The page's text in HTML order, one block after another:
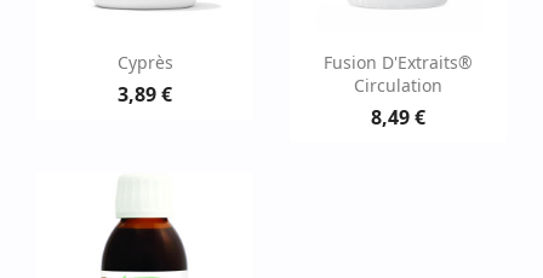
Cyprès
3,89 €
Fusion D'Extraits®
Circulation
8,49 €